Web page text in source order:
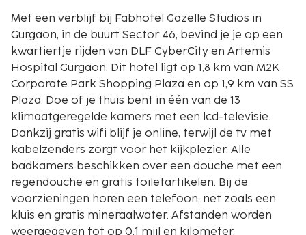
Met een verblijf bij Fabhotel Gazelle Studios in
Gurgaon, in de buurt Sector 46, bevind je je op een
kwartiertje rijden van DLF CyberCity en Artemis
Hospital Gurgaon. Dit hotel ligt op 1,8 km van M2K
Corporate Park Shopping Plaza en op 1,9 km van SS
Plaza. Doe of je thuis bent in één van de 13
klimaatgeregelde kamers met een lcd-televisie.
Dankzij gratis wifi blijf je online, terwijl de tv met
kabelzenders zorgt voor het kijkplezier. Alle
badkamers beschikken over een douche met een
regendouche en gratis toiletartikelen. Bij de
voorzieningen horen een telefoon, net zoals een
kluis en gratis mineraalwater. Afstanden worden
weergegeven tot op 0,1 mijl en kilometer.